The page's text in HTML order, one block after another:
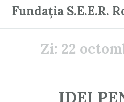
Fundația S.E.E.R.
Zi: 22
IDEI